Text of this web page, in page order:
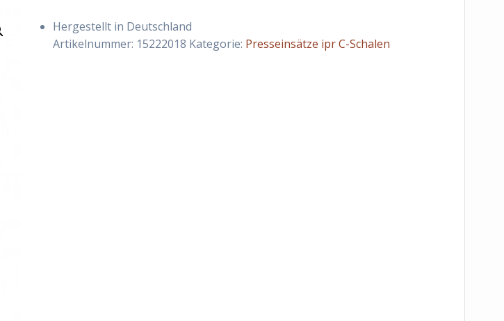
Hergestellt in Deutschland
Artikelnummer: 15222018 Kategorie: Presseinsätze ipr C-Schalen